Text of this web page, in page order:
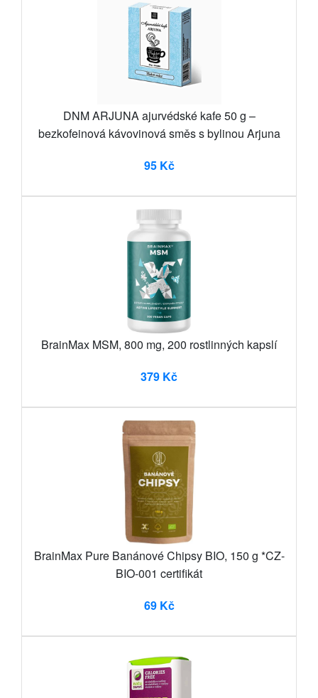
DNM ARJUNA ajurvédské kafe 50 g –
bezkofeinová kávovinová směs s bylinou Arjuna
95 Kč
BrainMax MSM, 800 mg, 200 rostlinných kapslí
379 Kč
BrainMax Pure Banánové Chipsy BIO, 150 g *CZ-
BIO-001 certifikát
69 Kč